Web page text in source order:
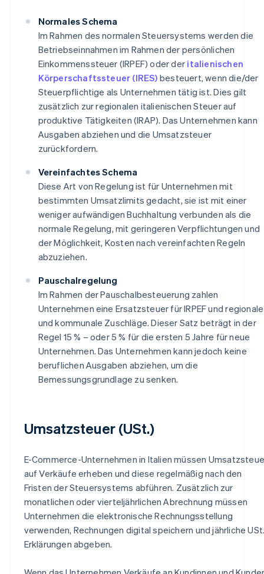
Normales Schema
Im Rahmen des normalen Steuersystems werden die
Betriebseinnahmen im Rahmen der persönlichen
Einkommenssteuer (IRPEF) oder der italienischen
Körperschaftssteuer (IRES) besteuert, wenn die/der
Steuerpflichtige als Unternehmen tätig ist. Dies gilt
zusätzlich zur regionalen italienischen Steuer auf
produktive Tätigkeiten (IRAP). Das Unternehmen kann
Ausgaben abziehen und die Umsatzsteuer
zurückfordern.
Vereinfachtes Schema
Diese Art von Regelung ist für Unternehmen mit
bestimmten Umsatzlimits gedacht, sie ist mit einer
weniger aufwändigen Buchhaltung verbunden als die
normale Regelung, mit geringeren Verpflichtungen und
der Möglichkeit, Kosten nach vereinfachten Regeln
abzuziehen.
Pauschalregelung
Im Rahmen der Pauschalbesteuerung zahlen
Unternehmen eine Ersatzsteuer für IRPEF und regionale
und kommunale Zuschläge. Dieser Satz beträgt in der
Regel 15 % – oder 5 % für die ersten 5 Jahre für neue
Unternehmen. Das Unternehmen kann jedoch keine
beruflichen Ausgaben abziehen, um die
Bemessungsgrundlage zu senken.
Umsatzsteuer (USt.)
E-Commerce-Unternehmen in Italien müssen
auf Verkäufe erheben und diese regelmäßig nach den
Fristen der Steuersystems abführen. Zusätzlich zur
monatlichen oder vierteljährlichen Abrechnung müssen
Unternehmen die elektronische Rechnungsstellung
verwenden, Rechnungen digital speichern und jährliche
Erklärungen abgeben.